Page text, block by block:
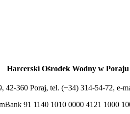
Harcerski Ośrodek Wodny w Poraju
42-360 Poraj, tel. (+34) 314-54-72, e-
91 1140 1010 0000 4121 1000